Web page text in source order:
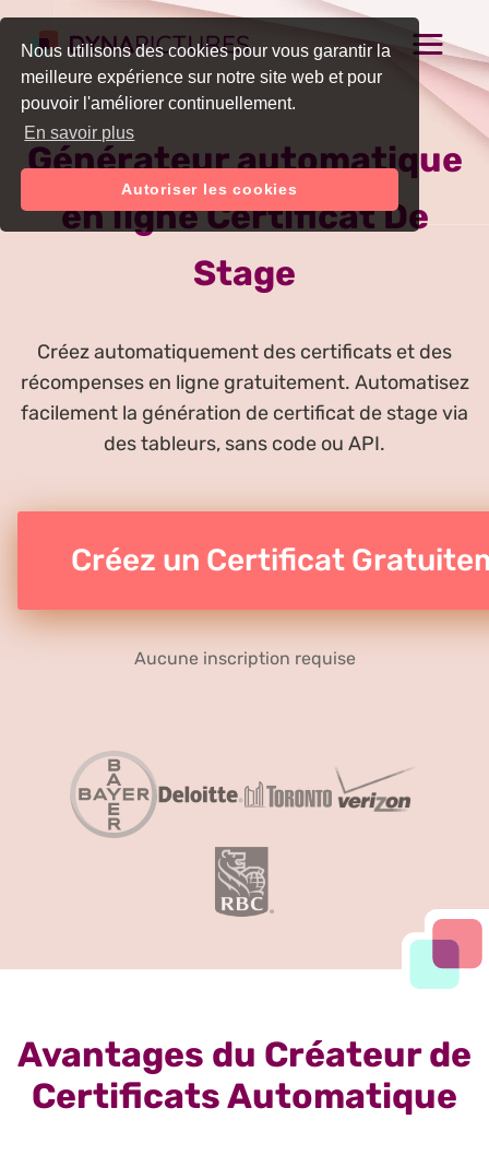
Nous utilisons des cookies pour vous garantir la
meilleure expérience sur notre site web et pour
pouvoir l'améliorer continuellement.
En savoir plus
Autoriser les cookies
Générateur automatique
en ligne Certificat De
Stage
Créez automatiquement des certificats et des
récompenses en ligne gratuitement. Automatisez
facilement la génération de certificat de stage via
des tableurs, sans code ou API.
Créez un Certificat
Aucune inscription requise
Avantages du Créateur de
Certificats Automatique